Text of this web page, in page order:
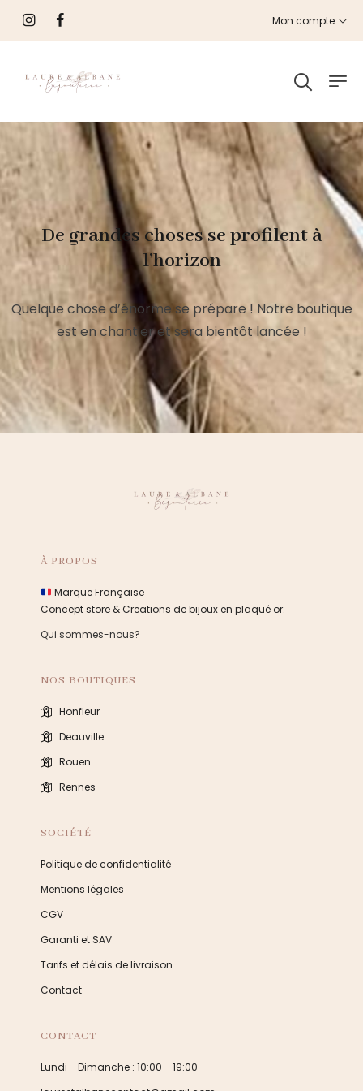
Mon compte
De grandes choses se profilent à
l’horizon
Quelque chose d’énorme se prépare ! Notre boutique
est en chantier et sera bientôt lancée !
À PROPOS
Marque Française
Concept store & Creations de bijoux en plaqué or.
Qui sommes-nous?
NOS BOUTIQUES
Honfleur
Deauville
Rouen
Rennes
SOCIÉTÉ
Politique de confidentialité
Mentions légales
CGV
Garanti et SAV
Tarifs et délais de livraison
Contact
CONTACT
Lundi - Dimanche : 10:00 - 19:00